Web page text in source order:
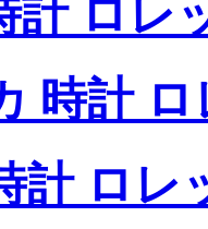
計 ロレ
時計
計 ロレ